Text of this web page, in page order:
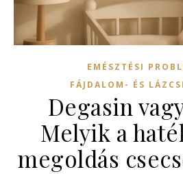
EMÉSZTÉSI
FÁJDALOM- ÉS
Degasin
Melyik a
megoldás